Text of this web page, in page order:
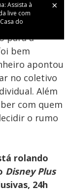
Assista à
live com
do
planejar o Tá
aos aliados
para a
bem
apontou
no coletivo
Além
com quem
o rumo
rolando
Disney Plus
24h